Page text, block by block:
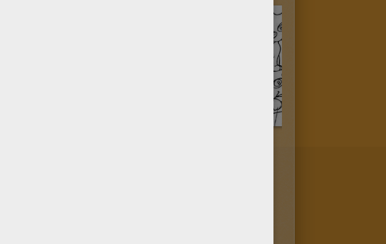
sons très aigus et aident le chat à se repérer
partiellement ou totalement